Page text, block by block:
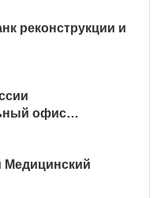
реконструкции и
офис
Медицинский